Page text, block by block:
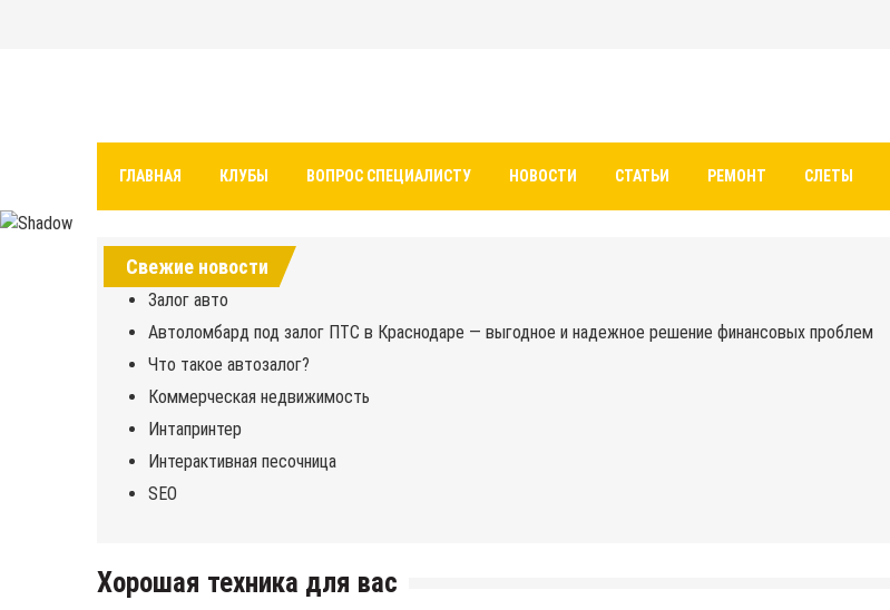
ГЛАВНАЯ КЛУБЫ ВОПРОС СПЕЦИАЛИСТУ НОВОСТИ СТАТЬИ РЕМОНТ СЛЕТЫ
Свежие новости
Залог авто
Автоломбард под залог ПТС в Краснодаре — выгодное и надежное решение финансовых проблем
Что такое автозалог?
Коммерческая недвижимость
Интапринтер
Интерактивная песочница
SEO
Хорошая техника для вас